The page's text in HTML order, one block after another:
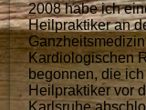
2008 habe ich
Heilpraktiker an
Kardiologischen
begonnen, die
Heilpraktiker vor